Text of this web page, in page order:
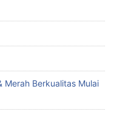
Merah Berkualitas Mulai